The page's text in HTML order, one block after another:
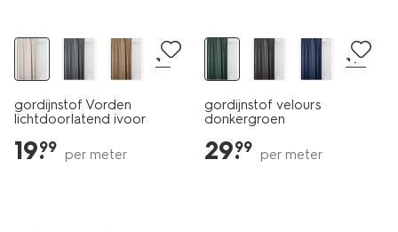
+4
gordijnstof Vorden
lichtdoorlatend ivoor
19.
99 per meter
+17
gordijnstof velours
donkergroen
29.
99 per meter